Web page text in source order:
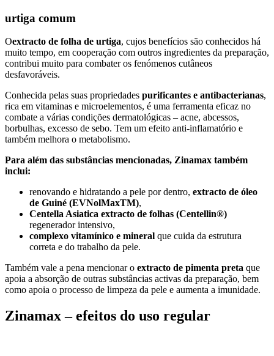
urtiga comum
Oextracto de folha de urtiga, cujos benefícios são conhecidos há
muito tempo, em cooperação com outros ingredientes da preparação,
contribui muito para combater os fenómenos cutâneos
desfavoráveis.
Conhecida pelas suas propriedades purificantes e antibacterianas,
rica em vitaminas e microelementos, é uma ferramenta eficaz no
combate a várias condições dermatológicas – acne, abcessos,
borbulhas, excesso de sebo. Tem um efeito anti-inflamatório e
também melhora o metabolismo.
Para além das substâncias mencionadas, Zinamax também
inclui:
renovando e hidratando a pele por dentro, extracto de óleo
de Guiné (EVNolMaxTM),
Centella Asiatica extracto de folhas (Centellin®)
regenerador intensivo,
complexo vitamínico e mineral que cuida da estrutura
correta e do trabalho da pele.
Também vale a pena mencionar o extracto de pimenta preta que
apoia a absorção de outras substâncias activas da preparação, bem
como apoia o processo de limpeza da pele e aumenta a imunidade.
Zinamax – efeitos do uso regular